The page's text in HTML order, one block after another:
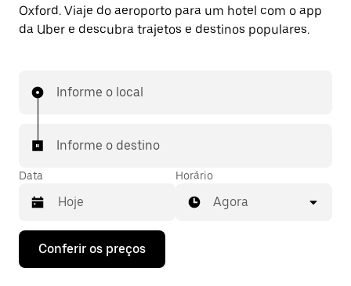
Oxford. Viaje do aeroporto para um hotel com o app
da Uber e descubra trajetos e destinos populares.
Informe o local
Informe o destino
Data
Pressione
seta
Horário
Agora
Conferir os preços